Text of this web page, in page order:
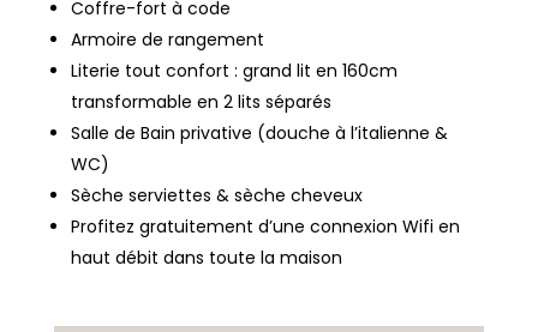
Coffre-fort à code
Armoire de rangement
Literie tout confort : grand lit en 160cm
transformable en 2 lits séparés
Salle de Bain privative (douche à l’italienne &
WC)
Sèche serviettes & sèche cheveux
Profitez gratuitement d’une connexion Wifi en
haut débit dans toute la maison